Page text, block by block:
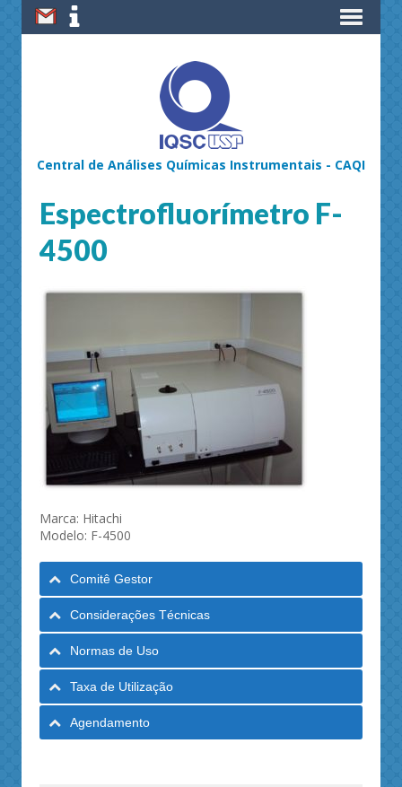
Central de Análises Químicas Instrumentais - CAQI
Espectrofluorímetro F-
4500
Marca: Hitachi
Modelo: F-4500
Comitê Gestor
Considerações Técnicas
Normas de Uso
Taxa de Utilização
Agendamento